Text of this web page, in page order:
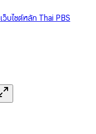
เว็บไซต์หลัก Thai PBS